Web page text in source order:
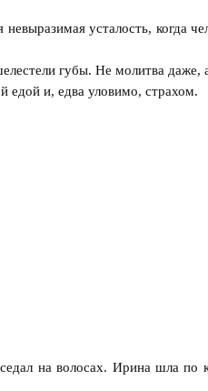
невыразимая усталость, когда
губы. Не молитва даже,
едой и, едва уловимо, страхом.
на волосах. Ирина шла по